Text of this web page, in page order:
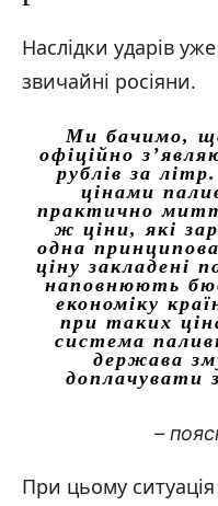
Наслідки ударів
звичайні росіяни.
Ми бачимо,
офіційно
рублів за
цінами
практично
ж ціни, які
одна
ціну закладені
наповнюють
економіку
при таких
система
держава
доплачувати
–
При цьому